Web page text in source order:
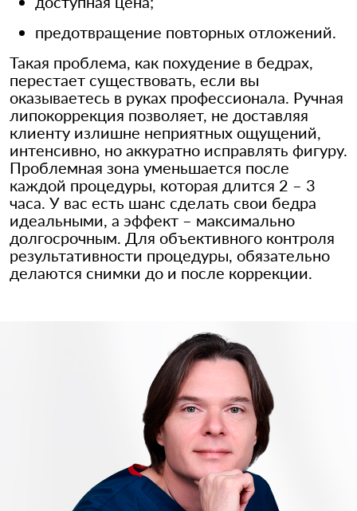
предотвращение повторных отложений.
Такая проблема, как похудение в бедрах,
перестает существовать, если вы
оказываетесь в руках профессионала. Ручная
липокоррекция позволяет, не доставляя
клиенту излишне неприятных ощущений,
интенсивно, но аккуратно исправлять фигуру.
Проблемная зона уменьшается после
каждой процедуры, которая длится 2 – 3
часа. У вас есть шанс сделать свои бедра
идеальными, а эффект – максимально
долгосрочным. Для объективного контроля
результативности процедуры, обязательно
делаются снимки до и после коррекции.